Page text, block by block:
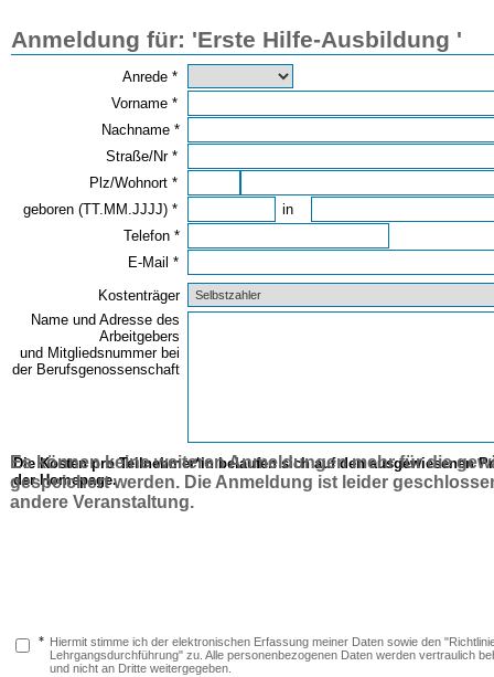
Anmeldung für: 'Erste Hilfe-Ausbildung '
Anrede *
Vorname *
Nachname *
Straße/Nr *
Plz/Wohnort *
E-Mail *
geboren (TT.MM.JJJJ) *
Kostenträger
Telefon *
Name und Adresse des
Arbeitgebers
und Mitgliedsnummer bei
der Berufsgenossenschaft
Es können keine weiteren Anmeldungen mehr für die
gespeichert werden. Die Anmeldung ist leider
andere Veranstaltung.
Hiermit stimme ich der elektronischen Erfassung meiner Daten sowie den
Lehrgangsdurchführung" zu. Alle personenbezogenen Daten werden vertraulich
und nicht an Dritte weitergegeben.
*
in
Die Kosten pro Teilnehmer*in belaufen sich auf den ausgewiesenen
der Homepage.